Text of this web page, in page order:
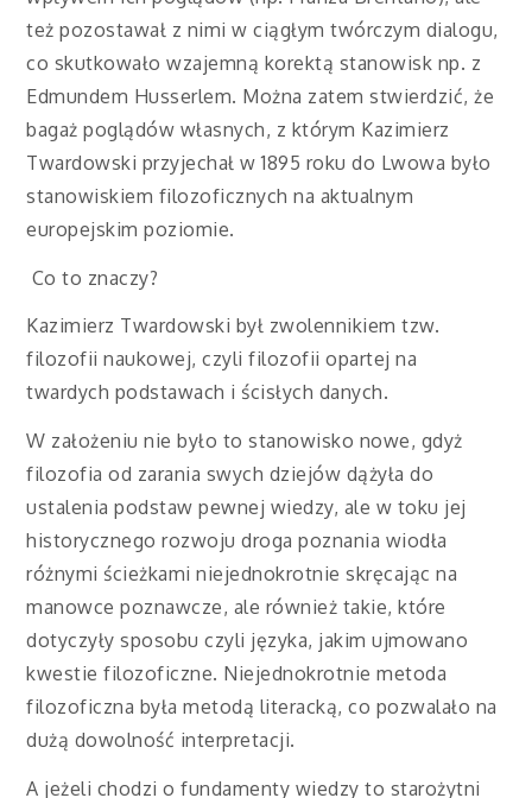
też pozostawał z nimi w ciągłym twórczym dialogu,
co skutkowało wzajemną korektą stanowisk np. z
Edmundem Husserlem. Można zatem stwierdzić, że
bagaż poglądów własnych, z którym Kazimierz
Twardowski przyjechał w 1895 roku do Lwowa było
stanowiskiem filozoficznych na aktualnym
europejskim poziomie.
Co to znaczy?
Kazimierz Twardowski był zwolennikiem tzw.
filozofii naukowej, czyli filozofii opartej na
twardych podstawach i ścisłych danych.
W założeniu nie było to stanowisko nowe, gdyż
filozofia od zarania swych dziejów dążyła do
ustalenia podstaw pewnej wiedzy, ale w toku jej
historycznego rozwoju droga poznania wiodła
różnymi ścieżkami niejednokrotnie skręcając na
manowce poznawcze, ale również takie, które
dotyczyły sposobu czyli języka, jakim ujmowano
kwestie filozoficzne. Niejednokrotnie metoda
filozoficzna była metodą literacką, co pozwalało na
dużą dowolność interpretacji.
A jeżeli chodzi o fundamenty wiedzy to starożytni